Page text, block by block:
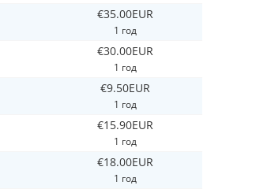
€35.00EUR
1 год
€30.00EUR
1 год
€9.50EUR
1 год
€15.90EUR
1 год
€18.00EUR
1 год